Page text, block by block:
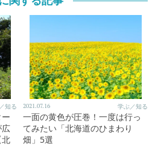
知る 2021.07.16 学ぶ／知る
一面の黄色が圧巻！一度は行っ
てみたい「北海道のひまわり
畑」5選